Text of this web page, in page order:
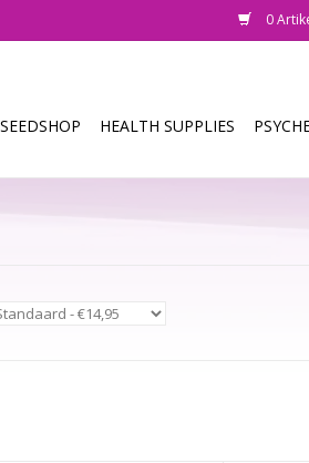
0
SEEDSHOP HEALTH SUPPLIES